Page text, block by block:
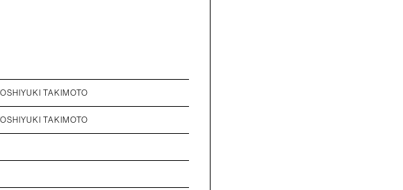
TAKIMOTO
TAKIMOTO